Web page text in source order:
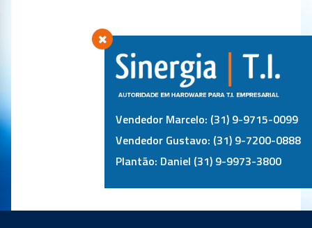
Vendedor Marcelo: (31) 9-9715-0099
Vendedor Gustavo: (31) 9-7200-0888
Plantão: Daniel (31) 9-9973-3800